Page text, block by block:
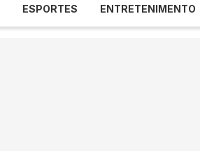
ESPORTES ENTRETENIMENTO